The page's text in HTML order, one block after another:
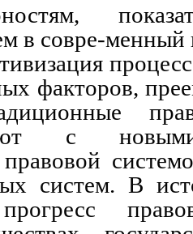
в совре-менный
факторов,
с
систем. В
прогресс